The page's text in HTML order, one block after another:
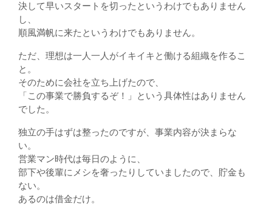
決して早いスタートを切ったというわけでもありません
し、
順風満帆に来たというわけでもありません。
ただ、理想は一人一人がイキイキと働ける組織を作るこ
と。
そのために会社を立ち上げたので、
「この事業で勝負するぞ！」という具体性はありません
でした。
独立の手はずは整ったのですが、事業内容が決まらな
い。
営業マン時代は毎日のように、
部下や後輩にメシを奢ったりしていましたので、貯金も
ない。
あるのは借金だけ。